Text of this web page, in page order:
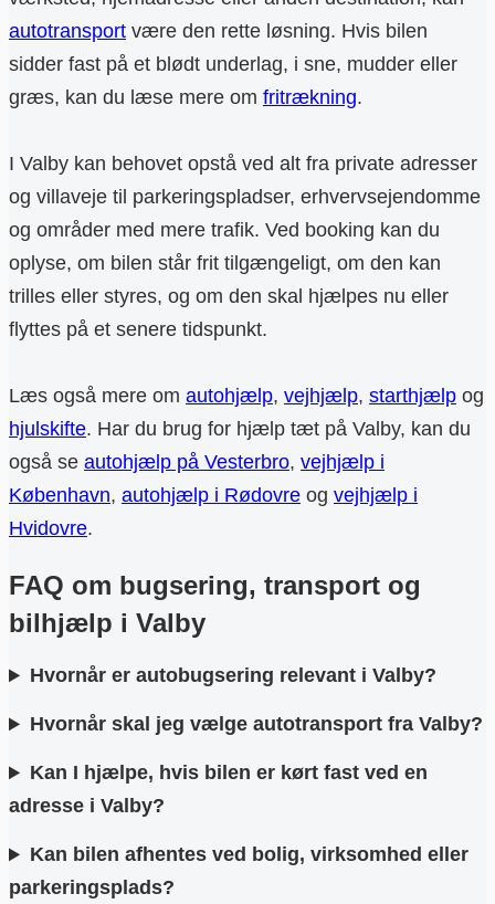
autotransport være den rette løsning. Hvis bilen
sidder fast på et blødt underlag, i sne, mudder eller
græs, kan du læse mere om fritrækning.
I Valby kan behovet opstå ved alt fra private adresser
og villaveje til parkeringspladser, erhvervsejendomme
og områder med mere trafik. Ved booking kan du
oplyse, om bilen står frit tilgængeligt, om den kan
trilles eller styres, og om den skal hjælpes nu eller
flyttes på et senere tidspunkt.
Læs også mere om autohjælp, vejhjælp, starthjælp og
hjulskifte. Har du brug for hjælp tæt på Valby, kan du
også se autohjælp på Vesterbro, vejhjælp i
København, autohjælp i Rødovre og vejhjælp i
Hvidovre.
FAQ om bugsering, transport og
bilhjælp i Valby
Hvornår er autobugsering relevant i Valby?
Hvornår skal jeg vælge autotransport fra Valby?
Kan I hjælpe, hvis bilen er kørt fast ved en
adresse i Valby?
Kan bilen afhentes ved bolig, virksomhed eller
parkeringsplads?